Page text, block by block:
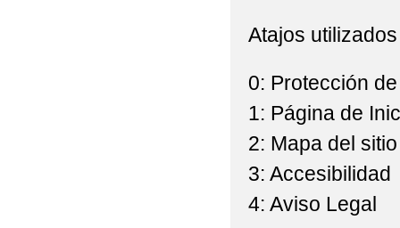
Atajos
0: Protección
1: Página de
2: Mapa del sitio
3: Accesibilidad
4: Aviso Legal